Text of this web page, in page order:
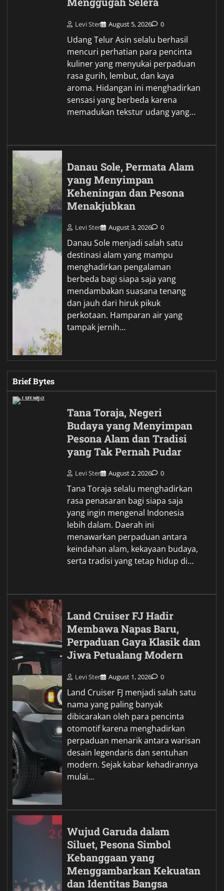
Levi Ster August 5, 2026 0
Udang Telur Asin selalu berhasil
mencuri perhatian para pencinta
kuliner yang menyukai perpaduan
rasa gurih, lembut, dan kaya
aroma. Hidangan ini menghadirkan
sensasi yang berbeda karena
memadukan tekstur udang yang…
Danau Sole, Permata Alam
yang Menyimpan
Keheningan dan Pesona
Menakjubkan
Levi Ster August 3, 2026 0
Danau Sole menjadi salah satu
destinasi alam yang mampu
menghadirkan pengalaman
berbeda bagi siapa saja yang
mendambakan suasana tenang
dan jauh dari hiruk pikuk
perkotaan. Hamparan air yang
tampak jernih…
Brief Bytes
Tana Toraja, Negeri
Budaya yang Menyimpan
Pesona Alam dan Tradisi
yang Tak Pernah Pudar
Levi Ster August 2, 2026 0
Tana Toraja selalu menghadirkan
rasa penasaran bagi siapa saja
yang ingin mengenal Indonesia
lebih dalam. Daerah ini
menawarkan perpaduan antara
keindahan alam, kekayaan budaya,
serta tradisi yang tetap hidup di…
Land Cruiser FJ Hadir
Membawa Napas Baru,
Perpaduan Gaya Klasik dan
Jiwa Petualang Modern
Levi Ster August 1, 2026 0
Land Cruiser FJ menjadi salah satu
nama yang paling banyak
dibicarakan oleh para pencinta
otomotif karena menghadirkan
perpaduan menarik antara warisan
desain legendaris dan sentuhan
modern. Sejak kabar kehadirannya
mulai…
Wujud Garuda dalam
Siluet, Pesona Simbol
Kebanggaan yang
Menggambarkan Kekuatan
dan Identitas Bangsa